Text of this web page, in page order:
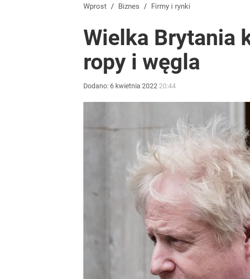
Dobra passa złotego trwa. Kursy walut 6 sierpnia 2026 r.
Nawrocki ma szansę na drugą kadencję? Tak ocenili go
Farmacja: wzrost pod presją. co czeka branżę do 2030 roku?
Wprost / Biznes / Firmy i rynki
Wielka Brytania
ropy i węgla
Dodano: 6 kwietnia 2022 20:44